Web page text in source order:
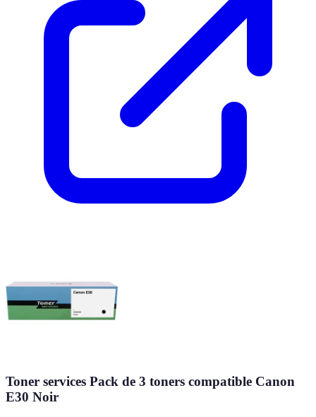
Toner services Pack de 3 toners compatible Canon
E30 Noir